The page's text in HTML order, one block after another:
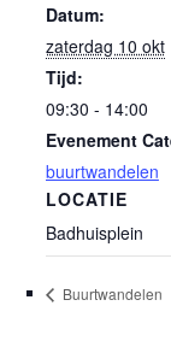
Datum:
zaterdag 10 okt
Tijd:
09:30 - 14:00
Evenement
buurtwandelen
LOCATIE
Badhuisplein
Buurtwandelen